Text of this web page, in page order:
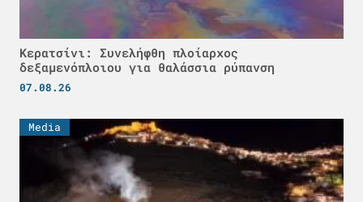
Κερατσίνι: Συνελήφθη πλοίαρχος
δεξαμενόπλοιου για θαλάσσια ρύπανση
07.08.26
Media